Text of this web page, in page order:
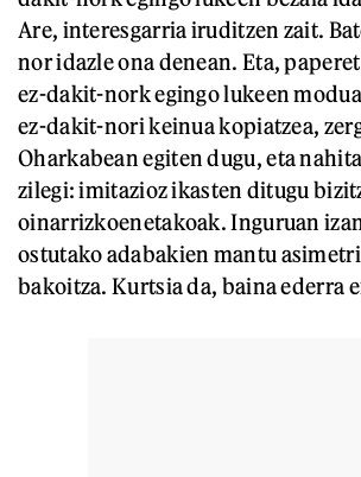
Are, interesgarria iruditzen zait.
nor idazle ona denean. Eta,
ez-dakit-nork egingo lukeen
ez-dakit-nori keinua kopiatzea,
Oharkabean egiten dugu, eta
zilegi: imitazioz ikasten ditugu
oinarrizkoenetakoak. Inguruan
ostutako adabakien mantu
bakoitza. Kurtsia da, baina ederra